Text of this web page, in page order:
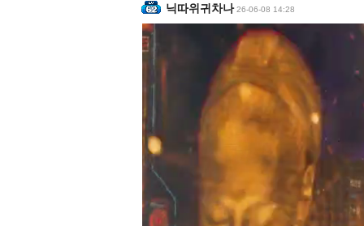
닉따위귀차나 26-06-08 14:28